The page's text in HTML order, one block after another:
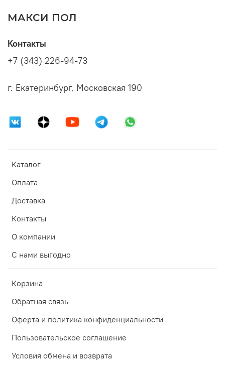
МАКСИ ПОЛ
Каталог
Оплата
Доставка
Контакты
О компании
С нами выгодно
Корзина
Обратная связь
Оферта и политика конфиденциальности
Пользовательское соглашение
Условия обмена и возврата
Контакты
+7 (343) 226-94-73
г. Екатеринбург, Московская 190